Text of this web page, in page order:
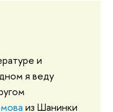
и
я веду
из Шанинки